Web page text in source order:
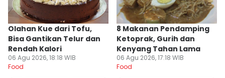
Olahan Kue dari Tofu,
Bisa Gantikan Telur dan
Rendah Kalori
06 Agu 2026, 18:18 WIB
Food
8 Makanan Pendamping
Ketoprak, Gurih dan
Kenyang Tahan Lama
06 Agu 2026, 17:18 WIB
Food